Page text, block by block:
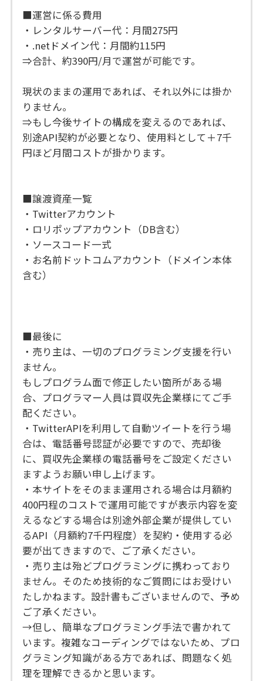
■運営に係る費用
・レンタルサーバー代：月間275円
・.netドメイン代：月間約115円
⇒合計、約390円/月で運営が可能です。
現状のままの運用であれば、それ以外には掛か
りません。
⇒もし今後サイトの構成を変えるのであれば、
別途API契約が必要となり、使用料として＋7千
円ほど月間コストが掛かります。
■譲渡資産一覧
・Twitterアカウント
・ロリポップアカウント（DB含む）
・ソースコード一式
・お名前ドットコムアカウント（ドメイン本体
含む）
■最後に
・売り主は、一切のプログラミング支援を行い
ません。
もしプログラム面で修正したい箇所がある場
合、プログラマー人員は買収先企業様にてご手
配ください。
・TwitterAPIを利用して自動ツイートを行う場
合は、電話番号認証が必要ですので、売却後
に、買収先企業様の電話番号をご設定ください
ますようお願い申し上げます。
・本サイトをそのまま運用される場合は月額約
400円程のコストで運用可能ですが表示内容を変
えるなどする場合は別途外部企業が提供してい
るAPI（月額約7千円程度）を契約・使用する必
要が出てきますので、ご了承ください。
・売り主は殆どプログラミングに携わっており
ません。そのため技術的なご質問にはお受けい
たしかねます。設計書もございませんので、予め
ご了承ください。
→但し、簡単なプログラミング手法で書かれて
います。複雑なコーディングではないため、プロ
グラミング知識がある方であれば、問題なく処
理を理解できるかと思います。